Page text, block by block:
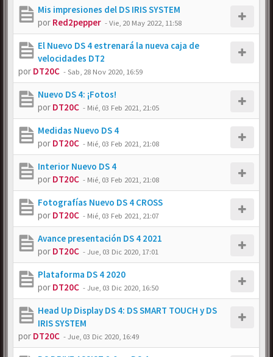
Mis impresiones del DS IRIS SYSTEM
por Red2pepper -Vie, 20 May 2022, 11:58
El Nuevo DS 4 estrenará la nueva caja de
velocidades DT2
por DT20C -Sab, 28 Nov 2020, 16:59
Nuevo DS 4: ¡Fotos!
por DT20C - Mié, 03 Feb 2021, 21:05
Medidas Nuevo DS 4
por DT20C - Mié, 03 Feb 2021, 21:08
Interior Nuevo DS 4
por DT20C - Mié, 03 Feb 2021, 21:08
Fotografías Nuevo DS 4 CROSS
por DT20C - Mié, 03 Feb 2021, 21:07
Avance presentación DS 4 2021
por DT20C -Jue, 03 Dic 2020, 17:01
Plataforma DS 4 2020
por DT20C -Jue, 03 Dic 2020, 16:50
Head Up Display DS 4: DS SMART TOUCH y DS
IRIS SYSTEM
por DT20C -Jue, 03 Dic 2020, 16:49